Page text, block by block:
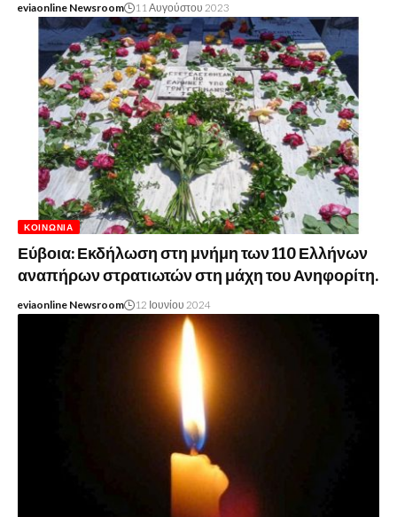
eviaonline Newsroom 11 Αυγούστου 2023
ΚΟΙΝΩΝΊΑ
Εύβοια: Εκδήλωση στη μνήμη των 110 Ελλήνων
αναπήρων στρατιωτών στη μάχη του Ανηφορίτη.
eviaonline Newsroom 12 Ιουνίου 2024